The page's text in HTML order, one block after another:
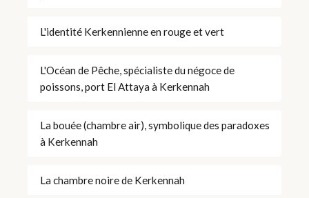
L'identité Kerkennienne en rouge et vert
L'Océan de Pêche, spécialiste du négoce de
poissons, port El Attaya à Kerkennah
La bouée (chambre air), symbolique des paradoxes
à Kerkennah
La chambre noire de Kerkennah